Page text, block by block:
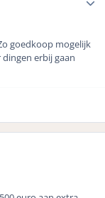
goedkoop mogelijk
erbij gaan